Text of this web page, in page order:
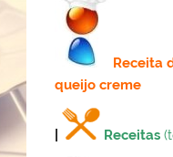
Receita
queijo creme
Receitas